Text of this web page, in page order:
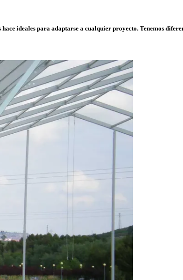
ideales para adaptarse a cualquier proyecto. Tenemos